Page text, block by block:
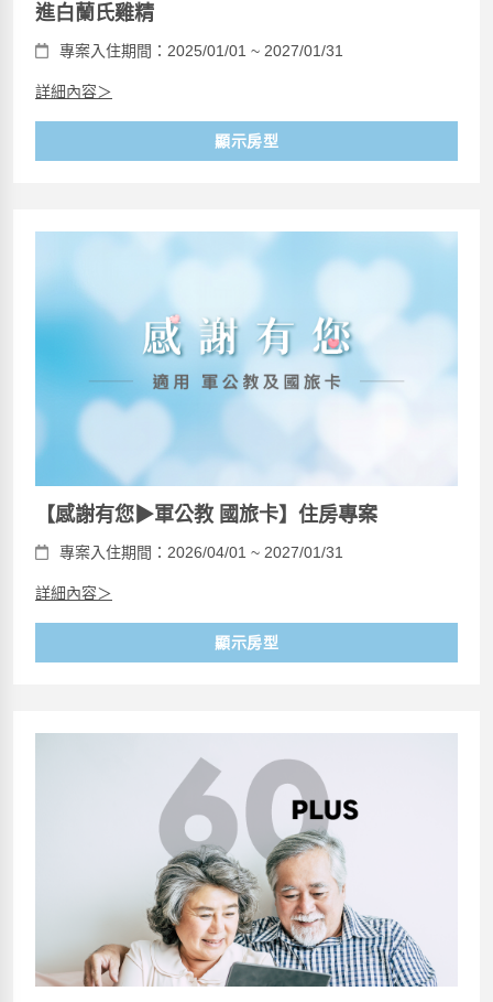
進白蘭氏雞精
專案入住期間：2025/01/01 ~ 2027/01/31
詳細內容＞
顯示房型
【感謝有您▶軍公教 國旅卡】住房專案
專案入住期間：2026/04/01 ~ 2027/01/31
詳細內容＞
顯示房型